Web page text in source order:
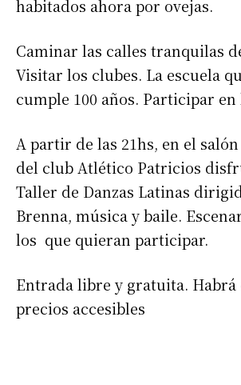
habitados ahora por ovejas.
Caminar las calles tranquilas
Visitar los clubes. La escuela
cumple 100 años. Participar
A partir de las 21hs, en el
del club Atlético Patricios
Taller de Danzas Latinas
Brenna, música y baile.
los que quieran participar.
Entrada libre y gratuita. Habrá
precios accesibles